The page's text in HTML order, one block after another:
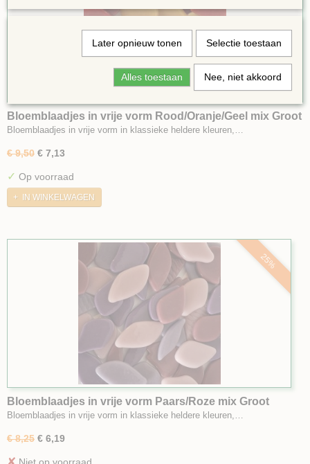
Bloemblaadjes in vrije vorm Rood/Oranje/Geel mix Groot
Bloemblaadjes in vrije vorm in klassieke heldere kleuren,…
€ 9,50 € 7,13
✓ Op voorraad
IN WINKELWAGEN
25%
Bloemblaadjes in vrije vorm Paars/Roze mix Groot
Bloemblaadjes in vrije vorm in klassieke heldere kleuren,…
€ 8,25 € 6,19
✘
Later opnieuw tonen Selectie toestaan
Alles toestaan Nee, niet akkoord